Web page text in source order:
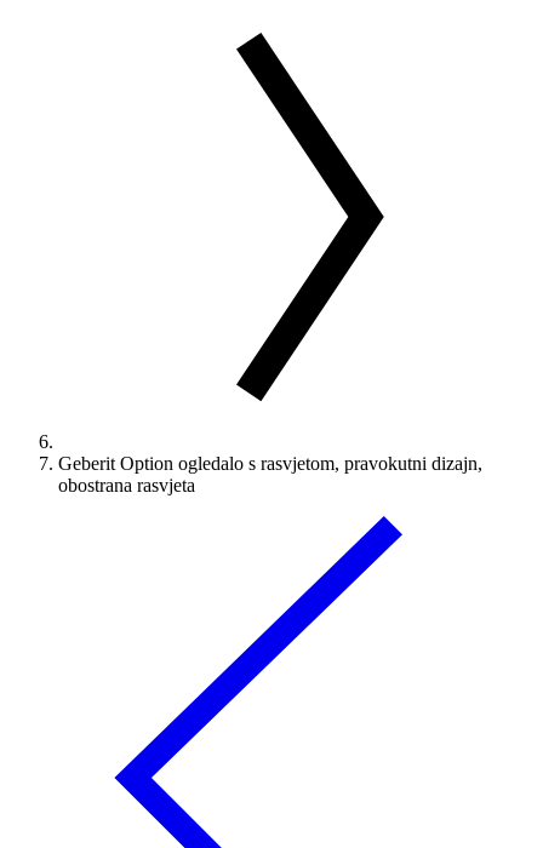
Geberit Option ogledalo s rasvjetom, pravokutni dizajn,
obostrana rasvjeta